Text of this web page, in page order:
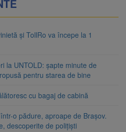
și TollRo va începe la 1
la UNTOLD: șapte minute de
pentru starea de bine
cu bagaj de cabină
o pădure, aproape de Brașov.
descoperite de polițiști